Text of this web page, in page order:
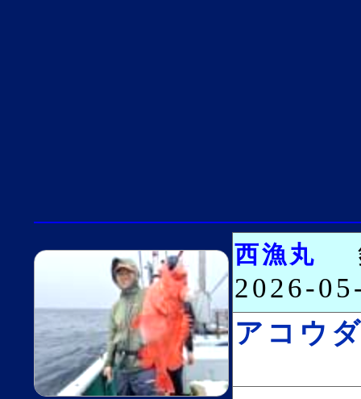
西漁丸
2026-
アコウ